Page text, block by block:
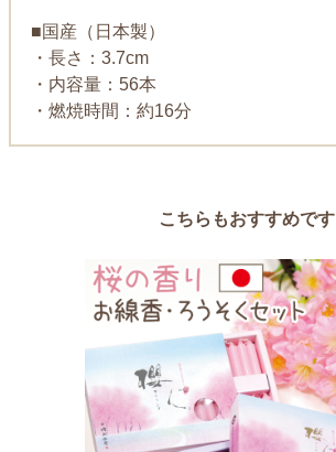
■国産（日本製）
・長さ：3.7cm
・内容量：56本
・燃焼時間：約16分
こちらもおすすめです